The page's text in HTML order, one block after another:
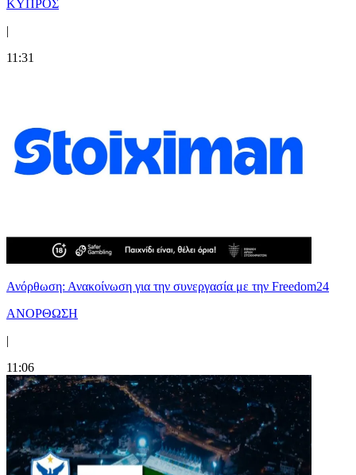
ΚΥΠΡΟΣ
|
11:31
Ανόρθωση: Ανακοίνωση για την συνεργασία με την Freedom24
ΑΝΟΡΘΩΣΗ
|
11:06